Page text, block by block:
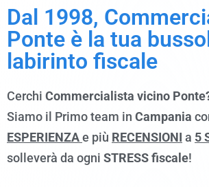
Dal 1998,
Ponte è la tua
labirinto fiscale
Cerchi Commercialista vicino
Siamo il Primo team in Campania
ESPERIENZAe più RECENSIONI a 5
solleverà da ogni STRESS fiscale!